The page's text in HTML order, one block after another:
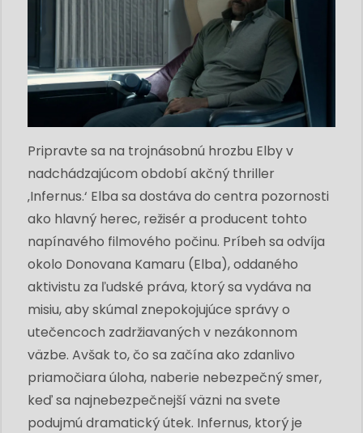
Pripravte sa na trojnásobnú hrozbu Elby v
nadchádzajúcom období akčný thriller
‚Infernus.‘ Elba sa dostáva do centra pozornosti
ako hlavný herec, režisér a producent tohto
napínavého filmového počinu. Príbeh sa odvíja
okolo Donovana Kamaru (Elba), oddaného
aktivistu za ľudské práva, ktorý sa vydáva na
misiu, aby skúmal znepokojujúce správy o
utečencoch zadržiavaných v nezákonnom
väzbe. Avšak to, čo sa začína ako zdanlivo
priamočiara úloha, naberie nebezpečný smer,
keď sa najnebezpečnejší väzni na svete
podujmú dramatický útek. Infernus, ktorý je